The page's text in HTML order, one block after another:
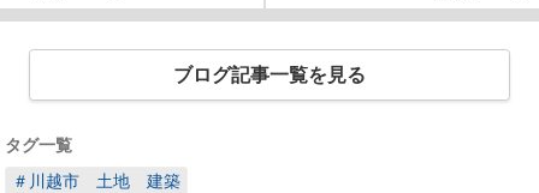
ブログ記事一覧を見る
タグ一覧
＃川越市 土地 建築